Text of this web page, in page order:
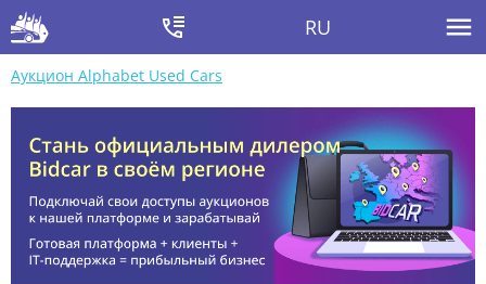
RU
Аукцион Alphabet Used Cars